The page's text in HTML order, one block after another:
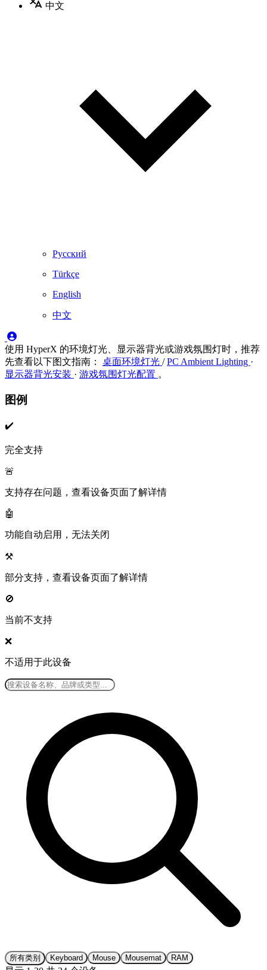
中文
Русский
Türkçe
English
中文
使用 HyperX 的环境灯光、显示器背光或游戏氛围灯时，推荐
先查看以下图文指南： 桌面环境灯光 /PC Ambient Lighting ·
显示器背光安装 · 游戏氛围灯光配置 。
图例
✔️
完全支持
🚨
支持存在问题，查看设备页面了解详情
🤖
功能自动启用，无法关闭
⚒️
部分支持，查看设备页面了解详情
🚫
当前不支持
❌
不适用于此设备
所有类别 Keyboard Mouse Mousemat RAM